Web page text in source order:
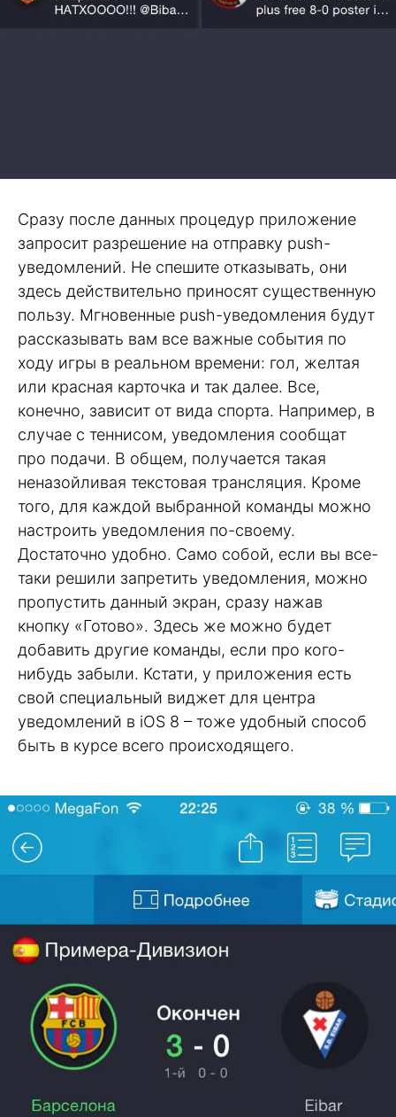
Сразу после данных процедур приложение
запросит разрешение на отправку push-
уведомлений. Не спешите отказывать, они
здесь действительно приносят существенную
пользу. Мгновенные push-уведомления будут
рассказывать вам все важные события по
ходу игры в реальном времени: гол, желтая
или красная карточка и так далее. Все,
конечно, зависит от вида спорта. Например, в
случае с теннисом, уведомления сообщат
про подачи. В общем, получается такая
неназойливая текстовая трансляция. Кроме
того, для каждой выбранной команды можно
настроить уведомления по-своему.
Достаточно удобно. Само собой, если вы все-
таки решили запретить уведомления, можно
пропустить данный экран, сразу нажав
кнопку «Готово». Здесь же можно будет
добавить другие команды, если про кого-
нибудь забыли. Кстати, у приложения есть
свой специальный виджет для центра
уведомлений в iOS 8 – тоже удобный способ
быть в курсе всего происходящего.